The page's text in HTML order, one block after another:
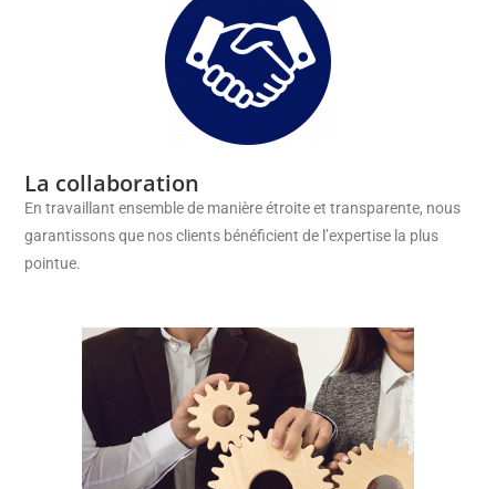
La collaboration
En travaillant ensemble de manière étroite et transparente, nous
garantissons que nos clients bénéficient de l’expertise la plus
pointue.